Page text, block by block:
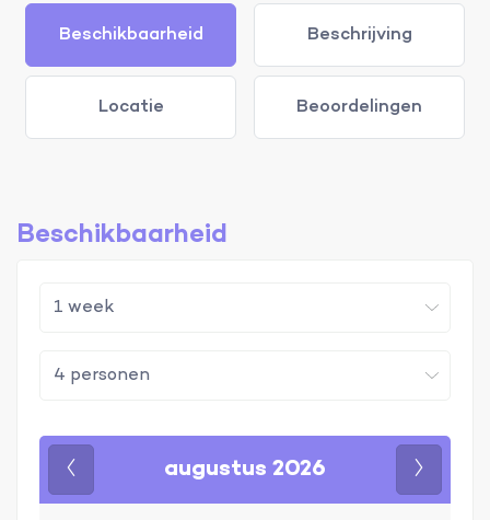
Beschikbaarheid Beschrijving
Locatie Beoordelingen
Beschikbaarheid
augustus 2026